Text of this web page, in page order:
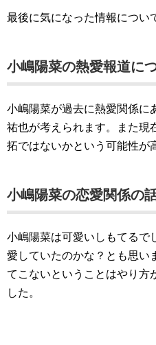
最後に気になった情報につい
小嶋陽菜の熱愛報道に
小嶋陽菜が過去に熱愛関係に
祐也が考えられます。また現
拓ではないかという可能性が
小嶋陽菜の恋愛関係の
小嶋陽菜は可愛いしもてるで
愛していたのかな？とも思い
てこないということはやり方
した。